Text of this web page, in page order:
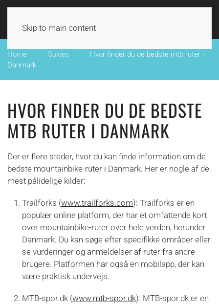
Skip to main content
UDE I DANMARK
Home Guides
Hvor finder du de bedste mtb ruter i
Danmark
HVOR FINDER DU DE BEDSTE
MTB RUTER I DANMARK
Der er flere steder, hvor du kan finde information om de
bedste mountainbike-ruter i Danmark. Her er nogle af de
mest pålidelige kilder:
Trailforks (www.trailforks.com): Trailforks er en
populær online platform, der har et omfattende kort
over mountainbike-ruter over hele verden, herunder
Danmark. Du kan søge efter specifikke områder eller
se vurderinger og anmeldelser af ruter fra andre
brugere. Platformen har også en mobilapp, der kan
være praktisk undervejs.
MTB-spor.dk (www.mtb-spor.dk): MTB-spor.dk er en